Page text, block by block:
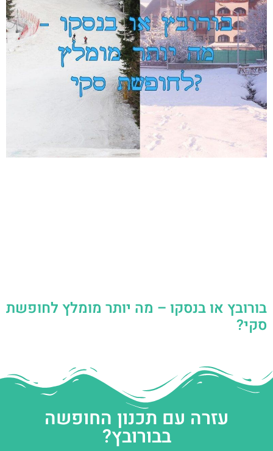
בורובץ או בנסקו – מה יותר מומלץ לחופשת
סקי?
עזרה עם תכנון החופשה
בבורובץ?